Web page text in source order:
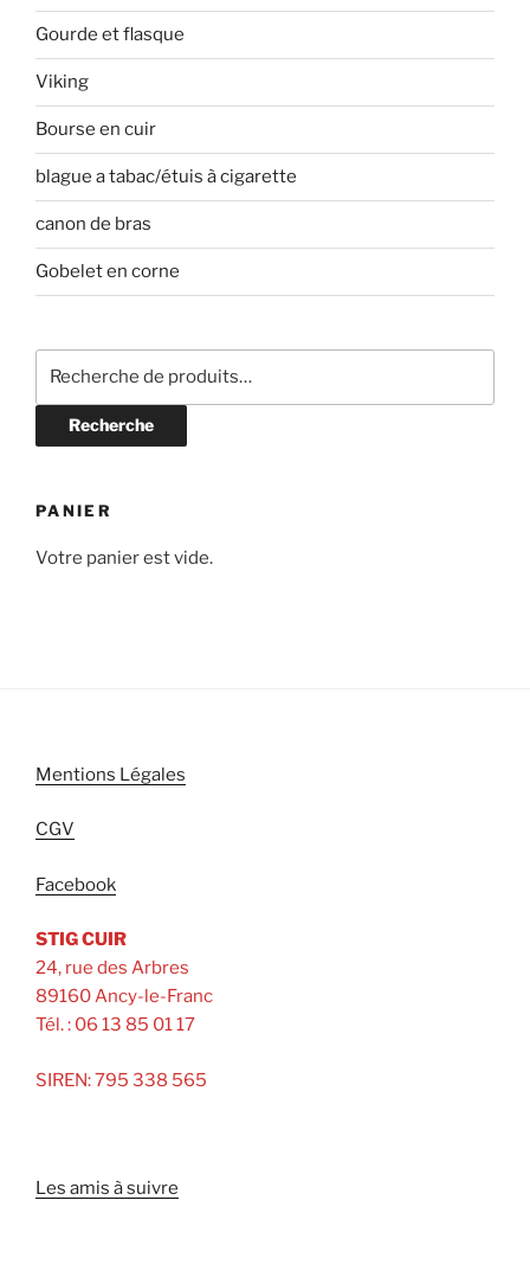
Gourde et flasque
Viking
Bourse en cuir
blague a tabac/étuis à cigarette
canon de bras
Gobelet en corne
pour :
Recherche
PANIER
Votre panier est vide.
Mentions Légales
CGV
Facebook
STIG CUIR
24, rue des Arbres
89160 Ancy-le-Franc
Tél. : 06 13 85 01 17
SIREN: 795 338 565
Les amis à suivre